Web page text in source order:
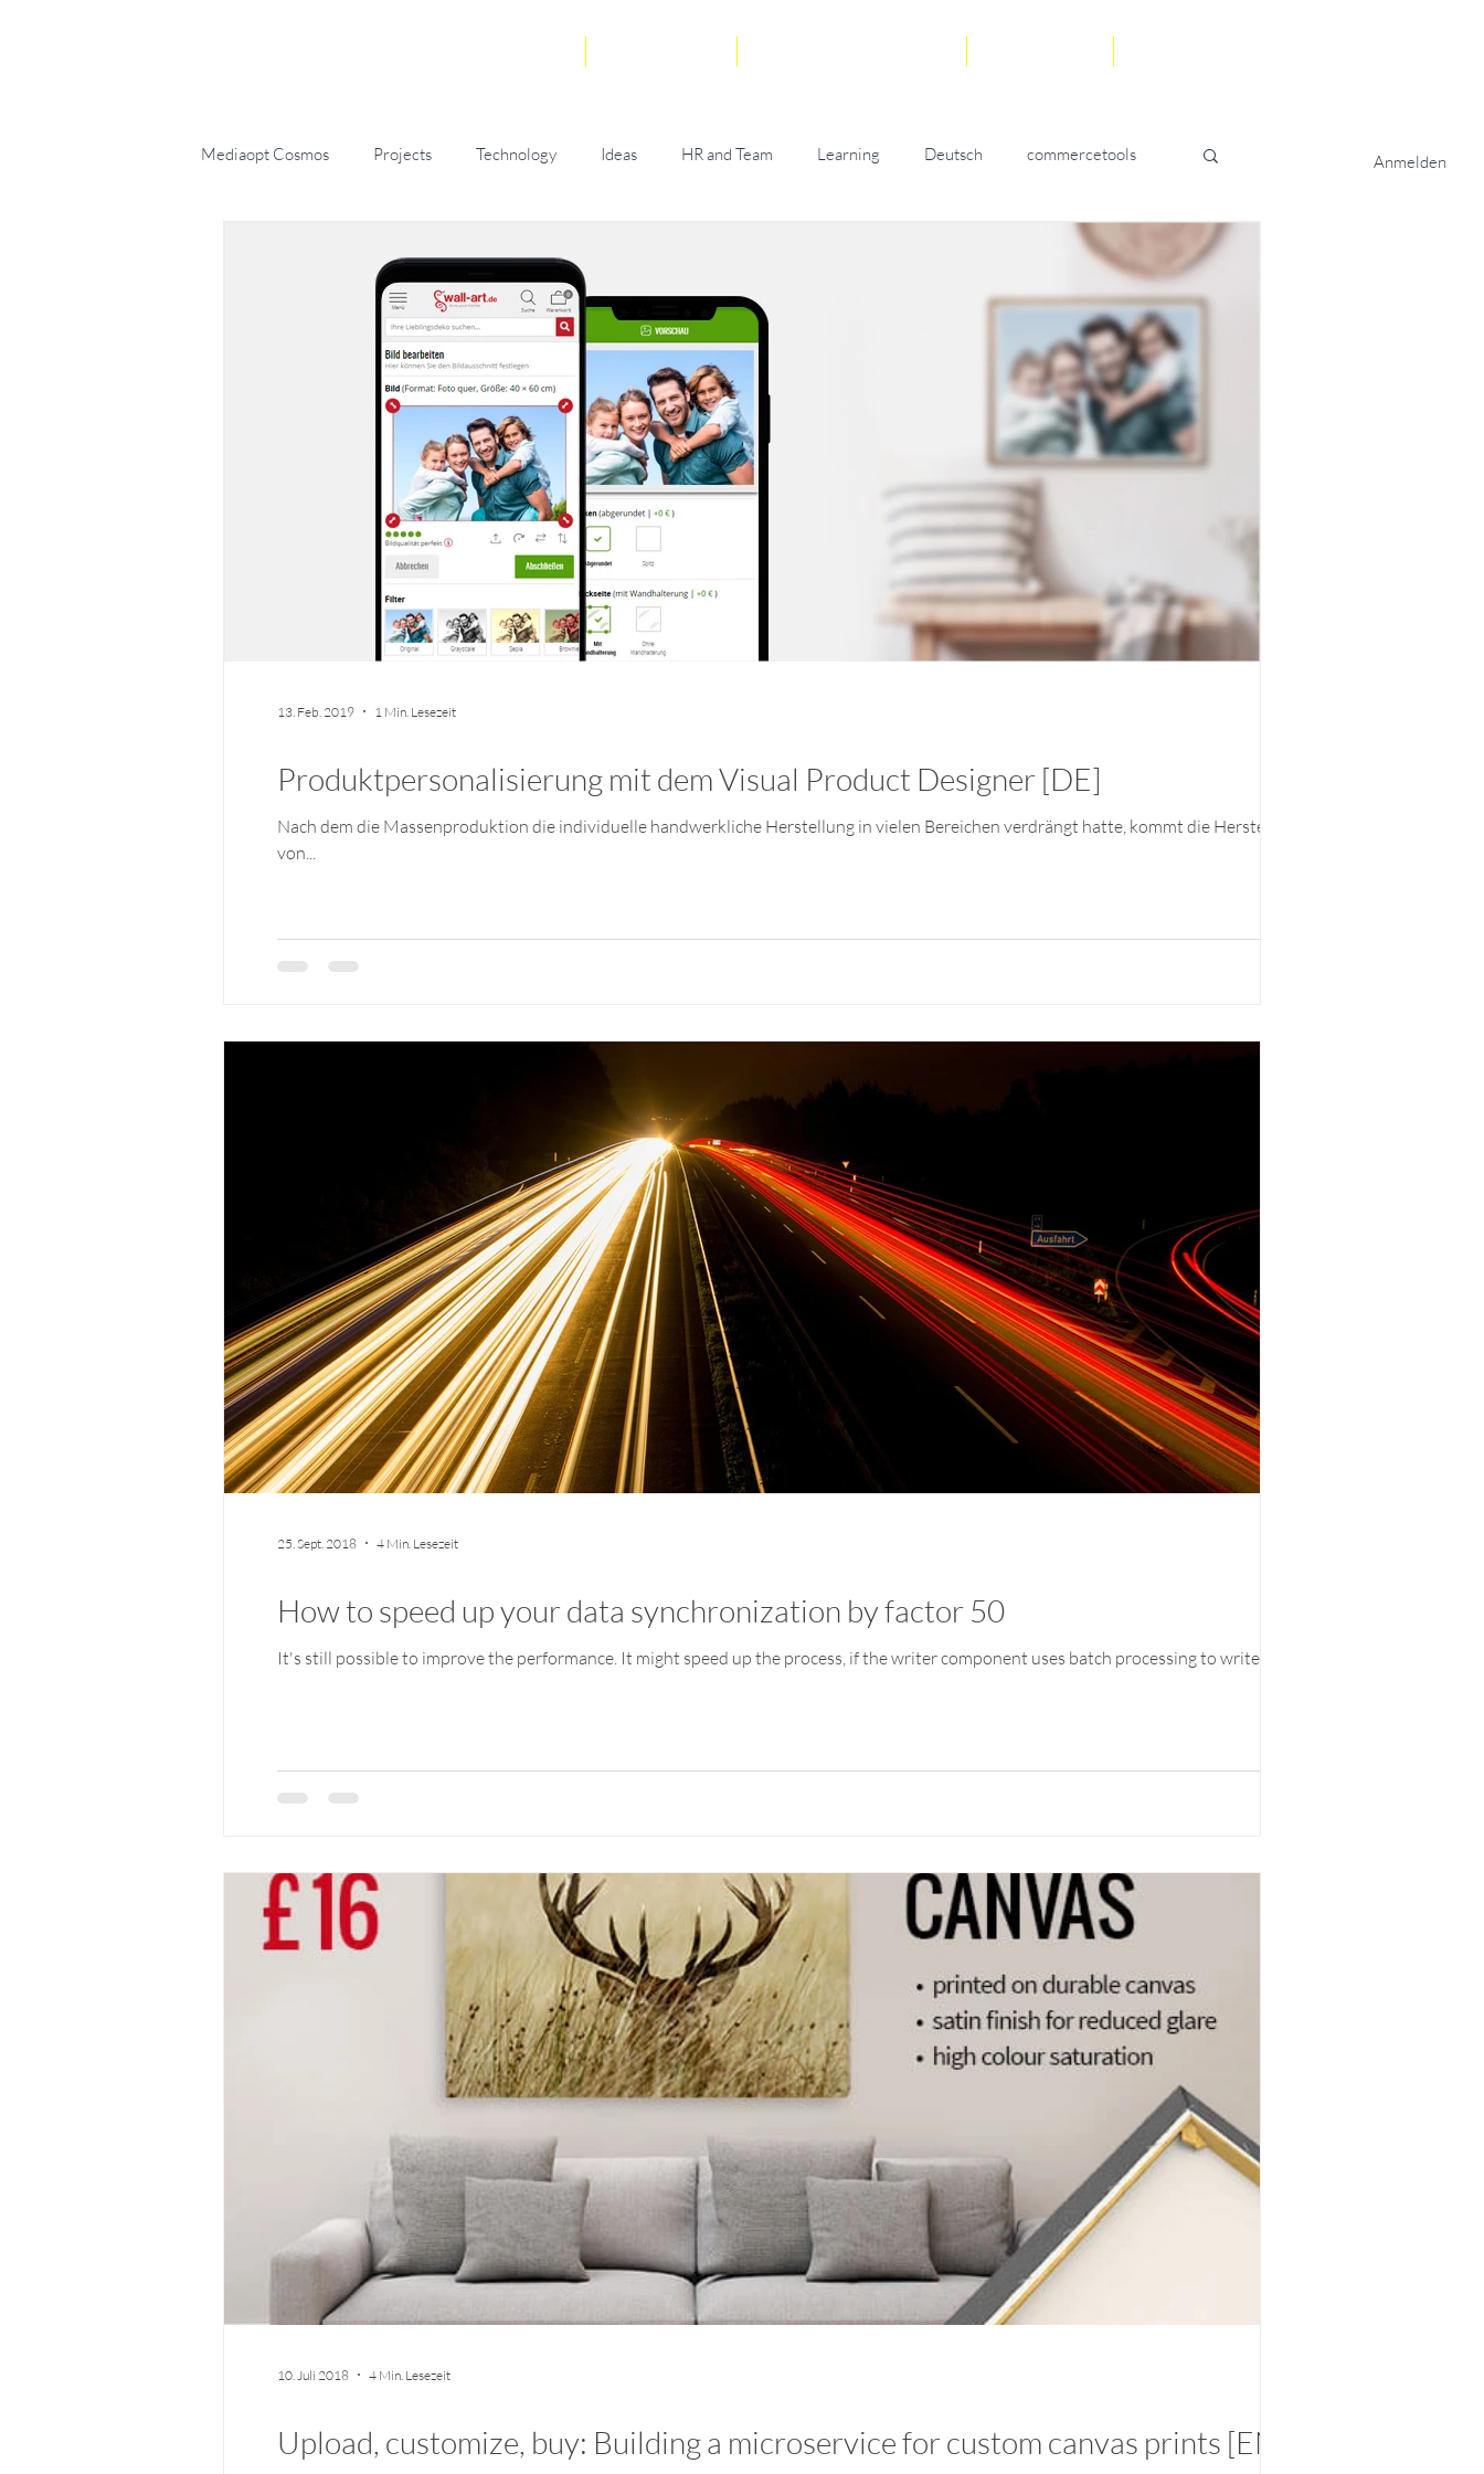
Anmelden
Mediaopt Cosmos Projects Technology Ideas HR and Team Learning Deutsch commercetools
Produktpersonalisierung mit dem Visual Product Designer [DE]
Nach dem die Massenproduktion die individuelle handwerkliche Herstellung in vielen Bereichen verdrängt hatte, kommt die Herstellung
von...
13. Feb. 2019 1 Min. Lesezeit
How to speed up your data synchronization by factor 50
It's still possible to improve the performance. It might speed up the process, if the writer component uses batch processing to write...
25. Sept. 2018 4 Min. Lesezeit
Upload, customize, buy: Building a microservice for custom canvas prints [EN]
10. Juli 2018 4 Min. Lesezeit